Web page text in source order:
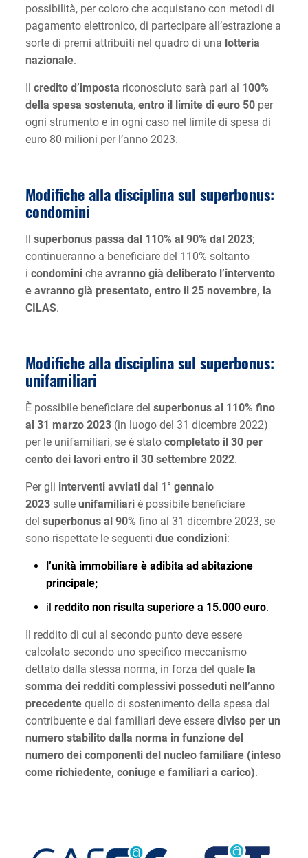
possibilità, per coloro che acquistano con metodi di
pagamento elettronico, di partecipare all’estrazione a
sorte di premi attribuiti nel quadro di una lotteria
nazionale.
Il credito d’imposta riconosciuto sarà pari al 100%
della spesa sostenuta, entro il limite di euro 50per
ogni strumento e in ogni caso nel limite di spesa di
euro 80 milioni per l’anno 2023.
Modifiche alla disciplina sul superbonus:
condomini
Il superbonus passa dal 110% al 90% dal 2023;
continueranno a beneficiare del 110% soltanto
i condominiche avranno già deliberato l’intervento
e avranno già presentato, entro il 25 novembre, la
CILAS.
Modifiche alla disciplina sul superbonus:
unifamiliari
È possibile beneficiare del superbonus al 110% fino
al 31 marzo 2023(in luogo del 31 dicembre 2022)
per le unifamiliari, se è stato completato il 30 per
cento dei lavori entro il 30 settembre 2022.
Per gli interventi avviati dal 1° gennaio
2023sulle unifamiliariè possibile beneficiare
del superbonus al 90% fino al 31 dicembre 2023, se
sono rispettate le seguenti due condizioni:
l’unità immobiliare è adibita ad abitazione
principale;
il reddito non risulta superiore a 15.000 euro.
Il reddito di cui al secondo punto deve essere
calcolato secondo uno specifico meccanismo
dettato dalla stessa norma, in forza del quale la
somma dei redditi complessivi posseduti nell’anno
precedentequello di sostenimento della spesa dal
contribuente e dai familiari deve essere diviso per un
numero stabilito dalla norma in funzione del
numero dei componenti del nucleo familiare (inteso
come richiedente, coniuge e familiari a carico).